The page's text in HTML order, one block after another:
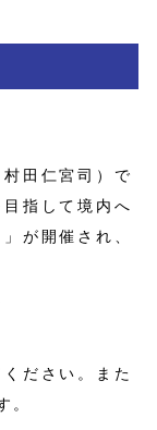
田仁宮司）で
指して境内へ
が開催され、
ださい。また
。